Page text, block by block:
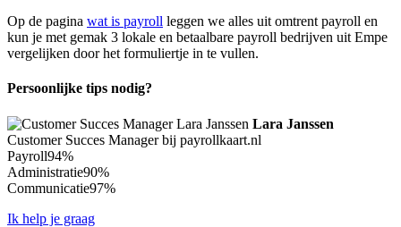
Op de pagina wat is payroll leggen we alles uit omtrent payroll en
kun je met gemak 3 lokale en betaalbare payroll bedrijven uit Empe
vergelijken door het formuliertje in te vullen.
Persoonlijke tips nodig?
Lara Janssen
Customer Succes Manager bij payrollkaart.nl
Payroll94%
Administratie90%
Communicatie97%
Ik help je graag